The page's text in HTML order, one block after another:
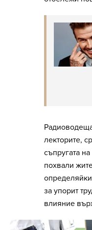
лекторите,
съпругата
похвали
определяйки
за упорит
влияние